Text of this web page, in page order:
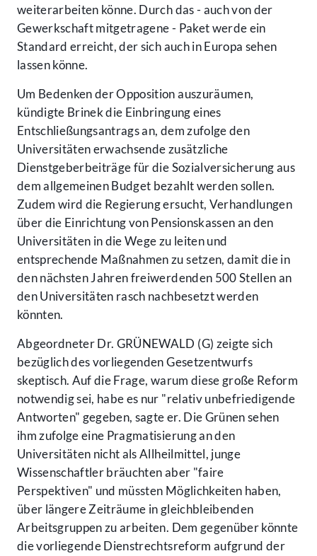
weiterarbeiten könne. Durch das - auch von der
Gewerkschaft mitgetragene - Paket werde ein
Standard erreicht, der sich auch in Europa sehen
lassen könne.
Um Bedenken der Opposition auszuräumen,
kündigte Brinek die Einbringung eines
Entschließungsantrags an, dem zufolge den
Universitäten erwachsende zusätzliche
Dienstgeberbeiträge für die Sozialversicherung aus
dem allgemeinen Budget bezahlt werden sollen.
Zudem wird die Regierung ersucht, Verhandlungen
über die Einrichtung von Pensionskassen an den
Universitäten in die Wege zu leiten und
entsprechende Maßnahmen zu setzen, damit die in
den nächsten Jahren freiwerdenden 500 Stellen an
den Universitäten rasch nachbesetzt werden
könnten.
Abgeordneter Dr. GRÜNEWALD (G) zeigte sich
bezüglich des vorliegenden Gesetzentwurfs
skeptisch. Auf die Frage, warum diese große Reform
notwendig sei, habe es nur "relativ unbefriedigende
Antworten" gegeben, sagte er. Die Grünen sehen
ihm zufolge eine Pragmatisierung an den
Universitäten nicht als Allheilmittel, junge
Wissenschaftler bräuchten aber "faire
Perspektiven" und müssten Möglichkeiten haben,
über längere Zeiträume in gleichbleibenden
Arbeitsgruppen zu arbeiten. Dem gegenüber könnte
die vorliegende Dienstrechtsreform aufgrund der